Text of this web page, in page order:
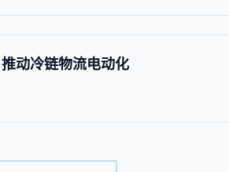
动冷链物流电动化